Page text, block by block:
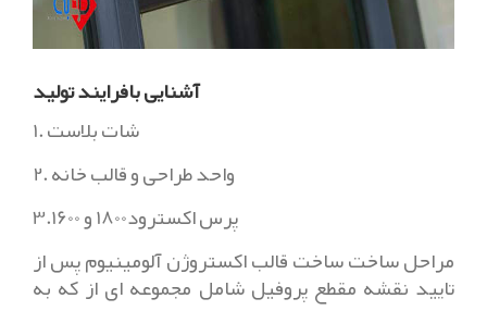
آشنایی بافرایند تولید
2. واحد طراحی و قالب خانه
3.پرس اکسترود1800 و 1600
مراحل ساخت ساخت قالب اکستروژن آلومینیوم پس از
تایید نقشه مقطع پروفیل شامل مجموعه ای از که به